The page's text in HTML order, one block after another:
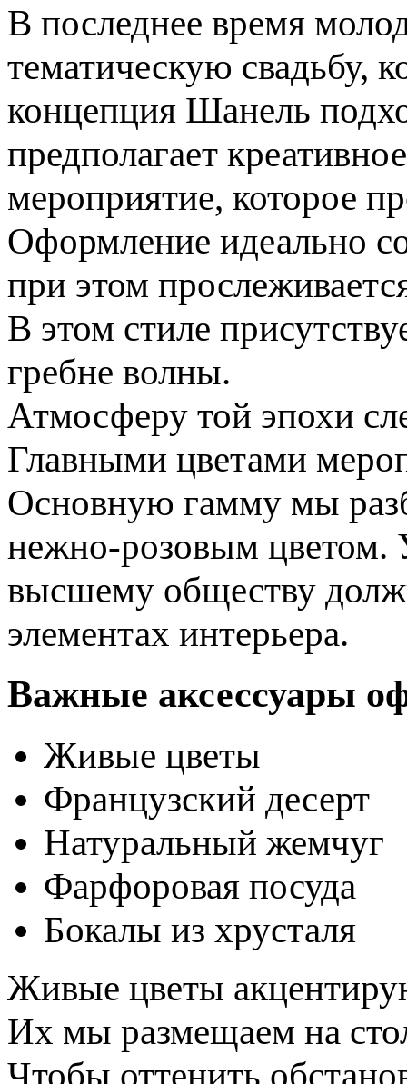
В последнее время
тематическую свадьбу,
концепция Шанель
предполагает
мероприятие, которое
Оформление идеально
при этом
В этом стиле
гребне волны.
Атмосферу той эпохи
Главными цветами
Основную гамму мы
нежно-розовым цветом.
высшему обществу
элементах интерьера.
Важные аксессуары
Живые цветы
Французский десерт
Натуральный жемчуг
Фарфоровая посуда
Бокалы из хрусталя
Живые цветы
Их мы размещаем на
Чтобы оттенить